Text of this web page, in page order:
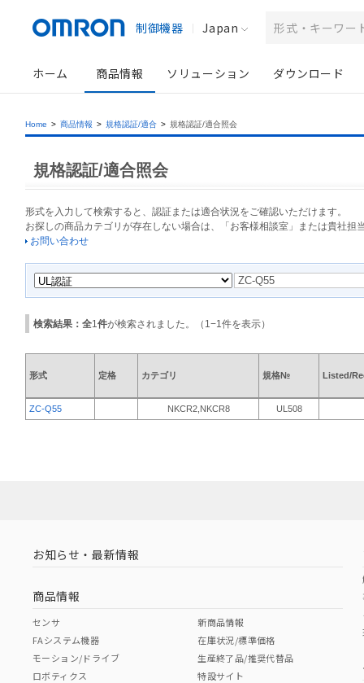
制御機器 Japan
ホーム 商品情報 ソリューション ダウンロード
Home > 商品情報 > 規格認証/適合 > 規格認証/適合照会
規格認証/適合照会
形式を入力して検索すると、認証または適合状況をご確認いただけます。
お探しの商品カテゴリが存在しない場合は、「お客様相談室」または貴社担
お問い合わせ
検索結果：全1 件が検索されました。（ 1 −1 件を表示）
形式 定格 カテゴリ 規格№ Listed/
ZC-Q55 NKCR2,NKCR8 UL508
お知らせ・最新情報
商品情報
センサ
FAシステム機器
モーション/ドライブ
ロボティクス
新商品情報
在庫状況/標準価格
生産終了品/推奨代替品
特設サイト